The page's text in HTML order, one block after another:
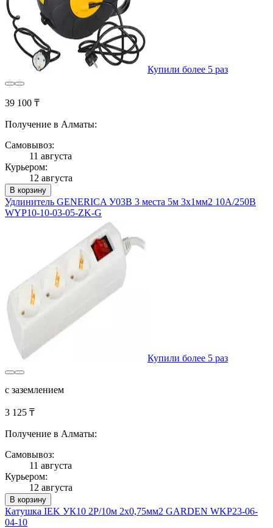
Купили более 5 раз
39 100 ₸
Получение в Алматы:
Самовывоз:
11 августа
Курьером:
12 августа
В корзину
Удлинитель GENERICA У03В 3 места 5м 3х1мм2 10А/250В
WYP10-10-03-05-ZK-G
Купили более 5 раз
с заземлением
3 125 ₸
Получение в Алматы:
Самовывоз:
11 августа
Курьером:
12 августа
В корзину
Катушка IEK УК10 2P/10м 2х0,75мм2 GARDEN WKP23-06-
04-10